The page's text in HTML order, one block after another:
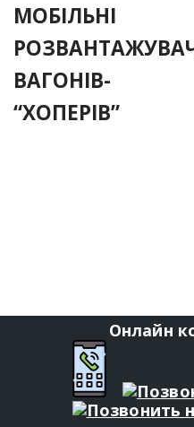
МОБІЛЬНІ
ВАГОНІВ-
“ХОПЕРІВ”
Онлайн